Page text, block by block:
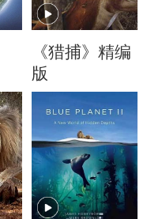
《猎捕》精编
版